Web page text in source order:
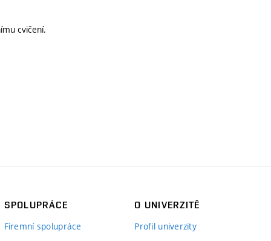
cvičení.
SPOLUPRÁCE
Firemní spolupráce
O UNIVERZITĚ
Profil univerzity